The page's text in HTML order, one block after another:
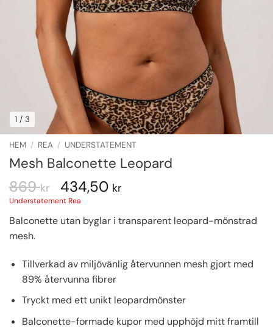
1 / 3
HEM / REA / UNDERSTATEMENT
Mesh Balconette Leopard
869kr 434,50 kr
Understatement Rea
Balconette utan byglar i transparent leopard-mönstrad
mesh.
Tillverkad av miljövänlig återvunnen mesh gjort med
89% återvunna fibrer
Tryckt med ett unikt leopardmönster
Balconette-formade kupor med upphöjd mitt framtill